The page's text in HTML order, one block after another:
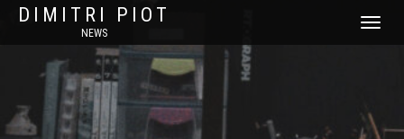
DIMITRI PIOT
NEWS
DÉPLIER